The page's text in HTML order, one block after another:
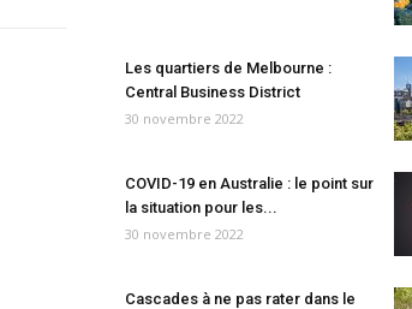
Les quartiers de Melbourne :
Central Business District
30 novembre 2022
COVID-19 en Australie : le point sur
la situation pour les...
30 novembre 2022
Cascades à ne pas rater dans le